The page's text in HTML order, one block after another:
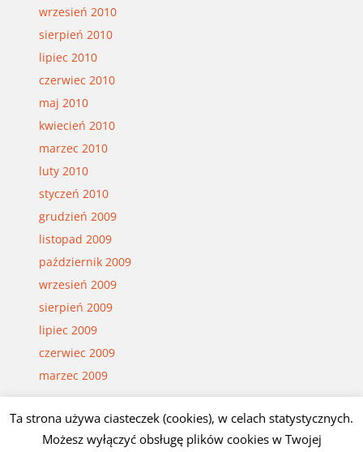
wrzesień 2010
sierpień 2010
lipiec 2010
czerwiec 2010
maj 2010
kwiecień 2010
marzec 2010
luty 2010
styczeń 2010
grudzień 2009
listopad 2009
październik 2009
wrzesień 2009
sierpień 2009
lipiec 2009
czerwiec 2009
marzec 2009
© Czesław Białczyński
Ta strona używa ciasteczek (cookies), w celach statystycznych.
Możesz wyłączyć obsługę plików cookies w Twojej